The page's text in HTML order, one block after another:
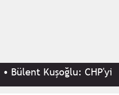
Bülent Kuşoğlu: CHP'yi